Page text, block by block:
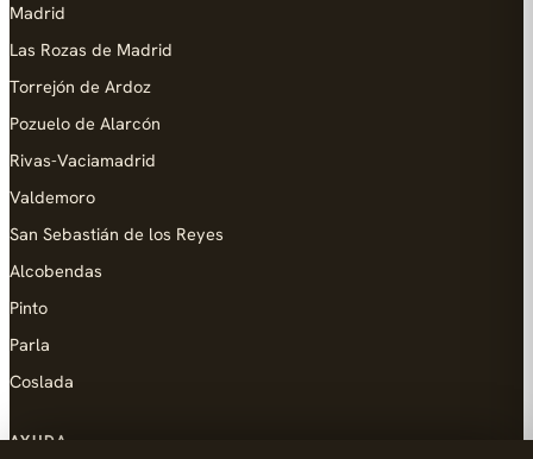
Madrid
Las Rozas de Madrid
Torrejón de Ardoz
Pozuelo de Alarcón
Rivas-Vaciamadrid
Valdemoro
San Sebastián de los Reyes
Alcobendas
Pinto
Parla
Coslada
AYUDA